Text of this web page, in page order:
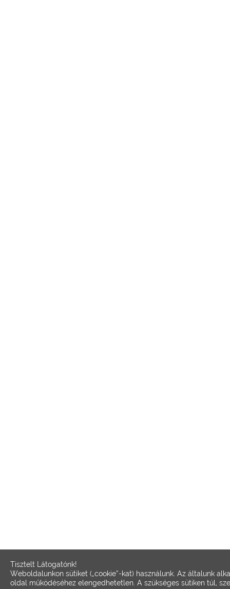
Tisztelt Látogatónk!
Weboldalunkon sütiket („cookie”-kat) használunk. Az általunk
oldal működéséhez elengedhetetlen. A szükséges sütiken túl,